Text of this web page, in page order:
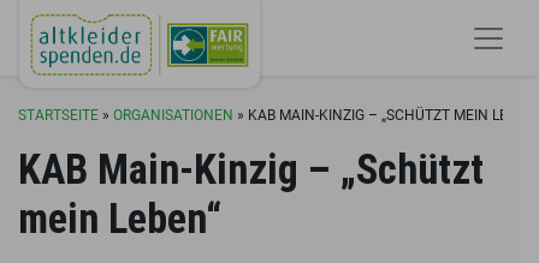
STARTSEITE » ORGANISATIONEN » KAB MAIN-KINZIG – „SCHÜTZT MEIN LEBEN“
KAB Main-Kinzig – „Schützt
mein Leben“